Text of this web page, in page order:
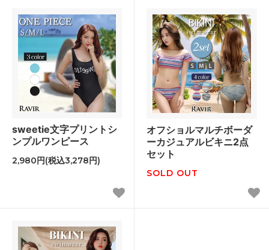
sweetie文字プリントシ
ンプルワンピース
2,980円(税込3,278円)
オフショルマルチボーダ
ーカジュアルビキニ2点
セット
SOLD OUT